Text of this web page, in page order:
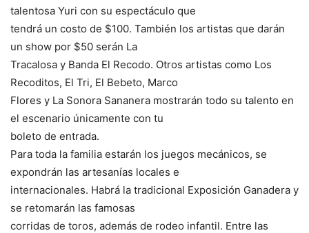
talentosa Yuri con su espectáculo que
tendrá un costo de $100. También los artistas que darán
un show por $50 serán La
Tracalosa y Banda El Recodo. Otros artistas como Los
Recoditos, El Tri, El Bebeto, Marco
Flores y La Sonora Sananera mostrarán todo su talento en
el escenario únicamente con tu
boleto de entrada.
Para toda la familia estarán los juegos mecánicos, se
expondrán las artesanías locales e
internacionales. Habrá la tradicional Exposición Ganadera y
se retomarán las famosas
corridas de toros, además de rodeo infantil. Entre las